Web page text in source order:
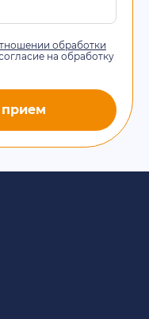
обработки
на обработку
прием